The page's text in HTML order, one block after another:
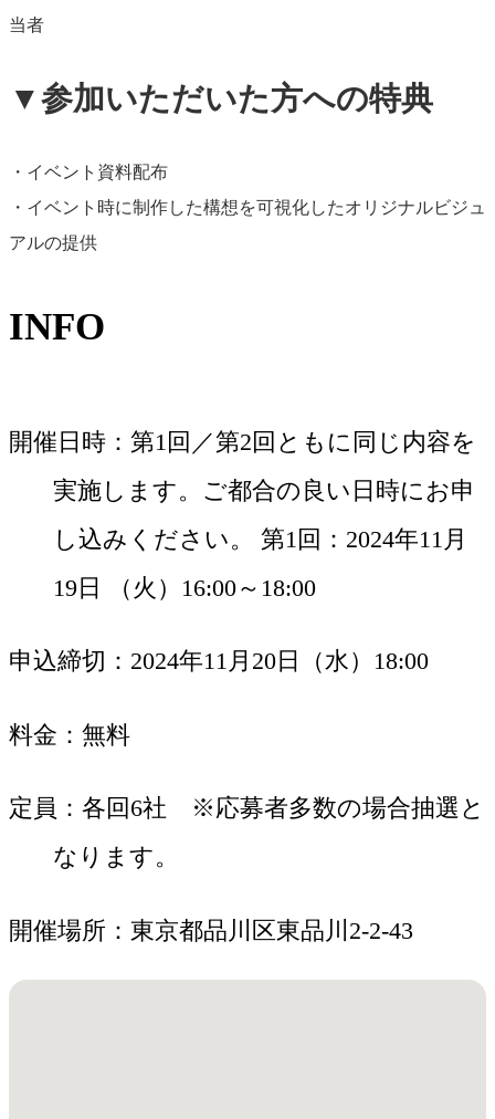
当者
▼参加いただいた方への特典
・イベント資料配布
・イベント時に制作した構想を可視化したオリジナルビジュ
アルの提供
INFO
開催日時
第1回／第2回ともに同じ内容を
実施します。ご都合の良い日時にお申
し込みください。 第1回：2024年11月
19日 （火）16:00～18:00
申込締切 2024年11月20日（水）18:00
料金 無料
定員
各回6社 ※応募者多数の場合抽選と
なります。
開催場所 東京都品川区東品川2-2-43